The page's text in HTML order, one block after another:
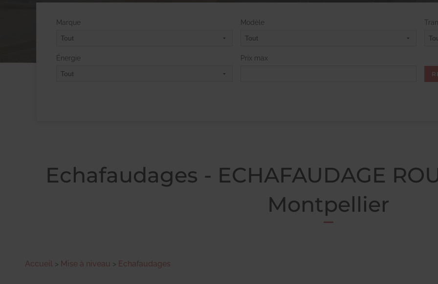
Marque
Énergie
Modèle
Prix max
Echafaudages - ECHAFAUDAGE
Montpellier
Accueil > Mise à niveau > Echafaudages